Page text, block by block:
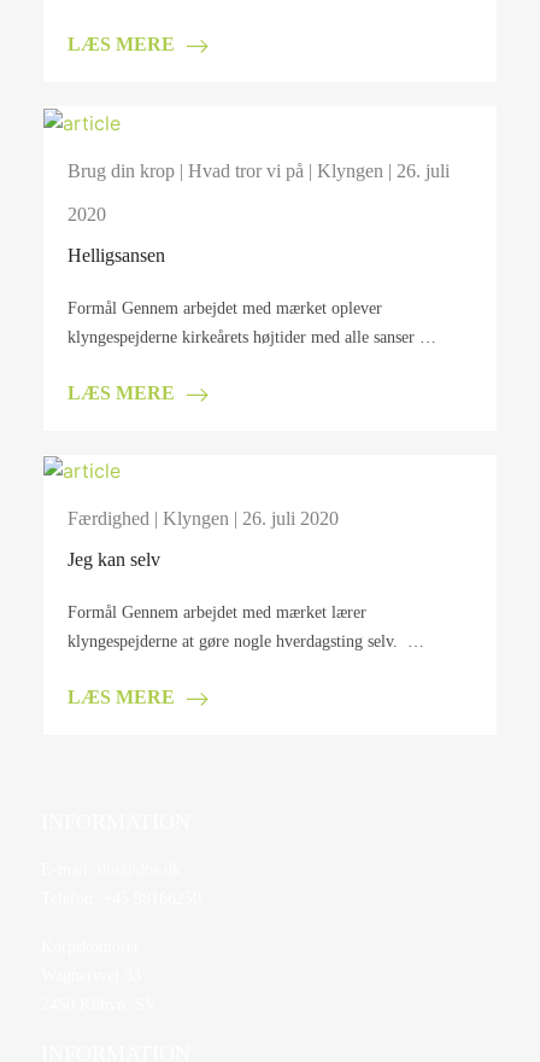
LÆS MERE
Brug din krop| Hvad tror vi på | Klyngen | 26. juli
2020
Helligsansen
Formål Gennem arbejdet med mærket oplever
klyngespejderne kirkeårets højtider med alle sanser …
LÆS MERE
Færdighed| Klyngen| 26. juli 2020
Jeg kan selv
Formål Gennem arbejdet med mærket lærer
klyngespejderne at gøre nogle hverdagsting selv. …
LÆS MERE